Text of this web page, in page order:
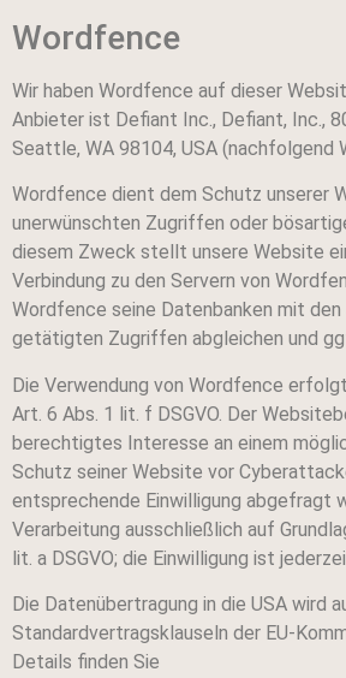
Wordfence
Wir haben Wordfence auf dieser
Anbieter ist Defiant Inc., Defiant, Inc.,
Seattle, WA 98104, USA (nachfolgend
Wordfence dient dem Schutz unserer
unerwünschten Zugriffen oder
diesem Zweck stellt unsere Website
Verbindung zu den Servern von
Wordfence seine Datenbanken mit
getätigten Zugriffen abgleichen und
Die Verwendung von Wordfence
Art. 6 Abs. 1 lit. f DSGVO. Der
berechtigtes Interesse an einem
Schutz seiner Website vor
entsprechende Einwilligung abgefragt
Verarbeitung ausschließlich auf
lit. a DSGVO; die Einwilligung ist
Die Datenübertragung in die USA wird
Standardvertragsklauseln der EU-
Details finden Sie